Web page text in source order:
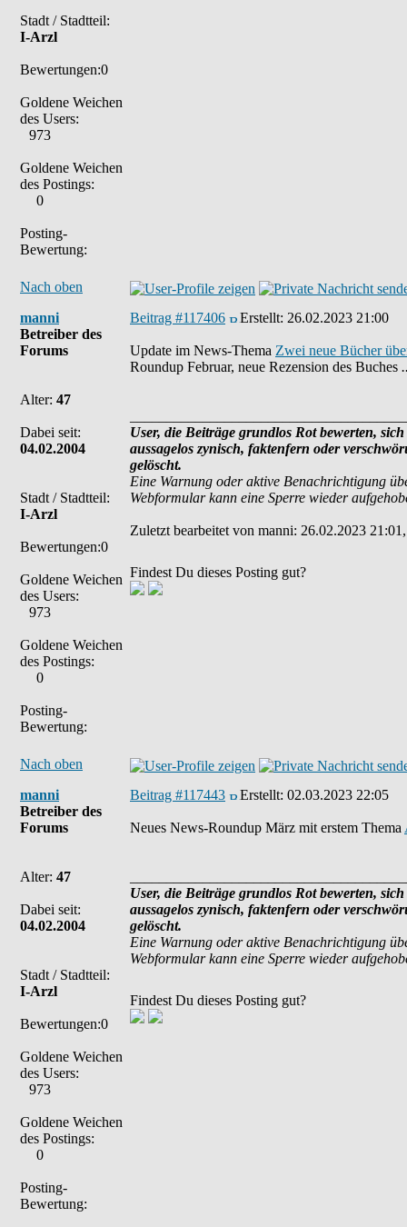
Stadt / Stadtteil:
I-Arzl
Bewertungen:0
Goldene Weichen
des Users:
973
Goldene Weichen
des Postings:
0
Posting-
Bewertung:
Nach oben
manni
Betreiber des
Forums
Alter: 47
Dabei seit:
04.02.2004
Stadt / Stadtteil:
I-Arzl
Bewertungen:0
Goldene Weichen
des Users:
973
Goldene Weichen
des Postings:
0
Posting-
Bewertung:
Beitrag #117406 Erstellt: 26.02.2023 21:00
Update im News-Thema Zwei neue Bücher
Roundup Februar, neue Rezension des Buches
User, die Beiträge grundlos Rot bewerten,
aussagelos zynisch, faktenfern oder
gelöscht.
Eine Warnung oder aktive Benachrichtigung
Webformular kann eine Sperre wieder
Zuletzt bearbeitet von manni: 26.02.2023
Findest Du dieses Posting gut?
Nach oben
manni
Betreiber des
Forums
Alter: 47
Dabei seit:
04.02.2004
Stadt / Stadtteil:
I-Arzl
Bewertungen:0
Goldene Weichen
des Users:
973
Goldene Weichen
des Postings:
0
Posting-
Bewertung:
Beitrag #117443 Erstellt: 02.03.2023 22:05
Neues News-Roundup März mit erstem Thema
User, die Beiträge grundlos Rot bewerten,
aussagelos zynisch, faktenfern oder
gelöscht.
Eine Warnung oder aktive Benachrichtigung
Webformular kann eine Sperre wieder
Findest Du dieses Posting gut?